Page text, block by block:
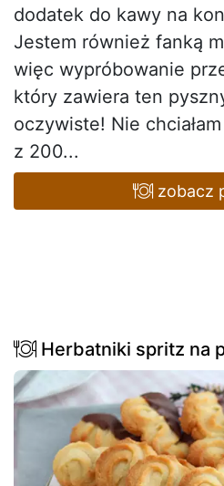
dodatek do kawy na
Jestem również fanką
więc wypróbowanie
który zawiera ten
oczywiste! Nie
z 200...
zobacz
Herbatniki spritz na